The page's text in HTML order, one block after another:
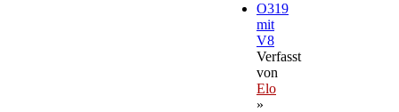
O319
mit
V8
Verfasst
von
Elo
»